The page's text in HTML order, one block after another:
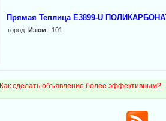
Прямая Теплица E3899-U
город: Изюм | 101
Как сделать объявление более эффективным?